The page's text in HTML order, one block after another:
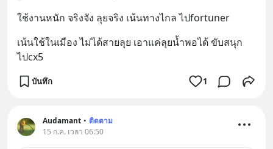
ใช้งานหนัก จริงจัง ลุยจริง เน้นทางไกล ไปfortuner
เน้นใช้ในเมือง ไม่ได้สายลุย เอาแค่ลุยน้ำพอได้ ขับสนุก
ไปcx5
บันทึก 1
Audamant • ติดตาม
15 ก.ค. เวลา 06:50